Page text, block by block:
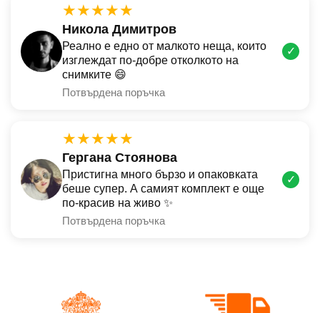
★★★★★
Никола Димитров
Реално е едно от малкото неща, които
изглеждат по-добре отколкото на
снимките 😄
Потвърдена поръчка
✓
★★★★★
Гергана Стоянова
Пристигна много бързо и опаковката
беше супер. А самият комплект е още
по-красив на живо ✨
Потвърдена поръчка
✓